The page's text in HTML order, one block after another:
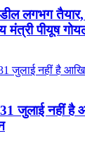
लगभग
पीयूष
जुलाई नहीं है